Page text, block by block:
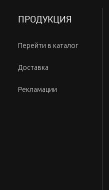
ПРОДУКЦИЯ
Перейти в каталог
Доставка
Рекламации